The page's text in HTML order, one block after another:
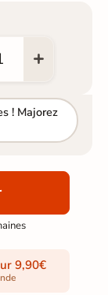
! Majorez
9,90€